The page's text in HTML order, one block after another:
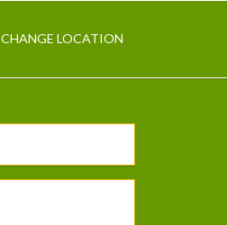
CHANGE LOCATION